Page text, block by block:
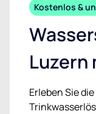
Kostenlos &
Luzern
Erleben Sie